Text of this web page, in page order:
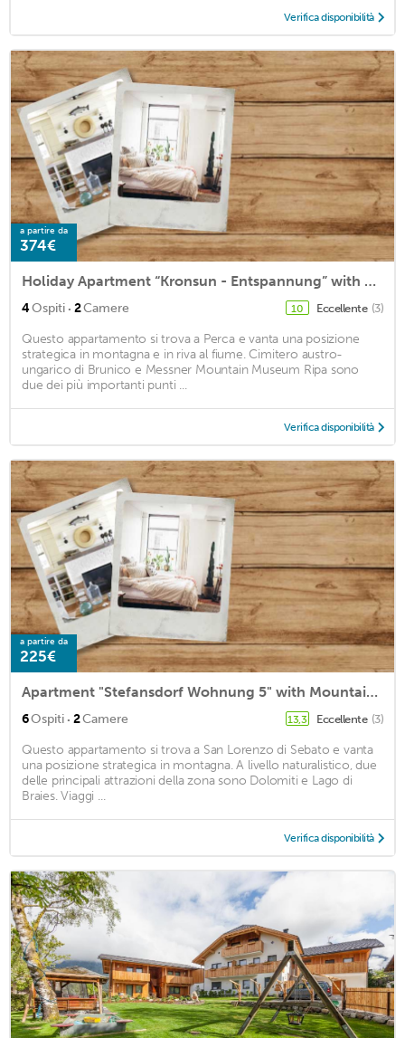
Verifica disponibilità
a partire da
374€
Holiday Apartment “Kronsun - Entspannung” with Mountain View, Wi-Fi, Balcony & Garden
4Ospiti · 2Camere 10 Eccellente (3)
Questo appartamento si trova a Perca e vanta una posizione
strategica in montagna e in riva al fiume. Cimitero austro-
ungarico di Brunico e Messner Mountain Museum Ripa sono
due dei più importanti punti ...
Verifica disponibilità
a partire da
225€
Apartment "Stefansdorf Wohnung 5" with Mountain View, Wi-Fi, Garden & Balcony
6Ospiti · 2Camere 13,3 Eccellente (3)
Questo appartamento si trova a San Lorenzo di Sebato e vanta
una posizione strategica in montagna. A livello naturalistico, due
delle principali attrazioni della zona sono Dolomiti e Lago di
Braies. Viaggi ...
Verifica disponibilità